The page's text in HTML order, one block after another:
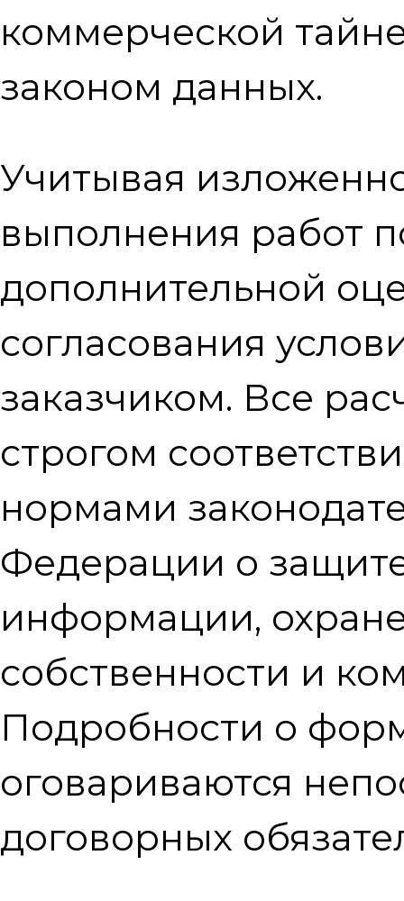
коммерческой
законом данных.
Учитывая
выполнения работ
дополнительной
согласования
заказчиком. Все
строгом
нормами
Федерации о
информации,
собственности и
Подробности о
оговариваются
договорных